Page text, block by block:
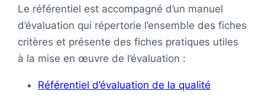
Le référentiel est accompagné d’un manuel
d’évaluation qui répertorie l’ensemble des fiches
critères et présente des fiches pratiques utiles
à la mise en œuvre de l’évaluation :
Référentiel d’évaluation de la qualité